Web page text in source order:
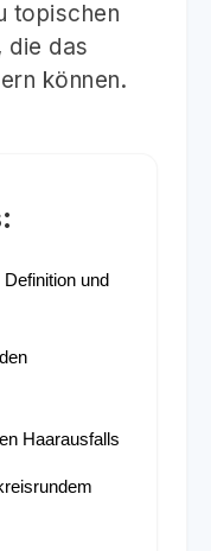
topischen
die das
können.
und
Haarausfalls